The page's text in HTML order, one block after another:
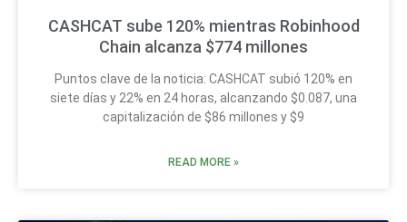
CASHCAT sube 120% mientras Robinhood
Chain alcanza $774 millones
Puntos clave de la noticia: CASHCAT subió 120% en
siete días y 22% en 24 horas, alcanzando $0.087, una
capitalización de $86 millones y $9
READ MORE »